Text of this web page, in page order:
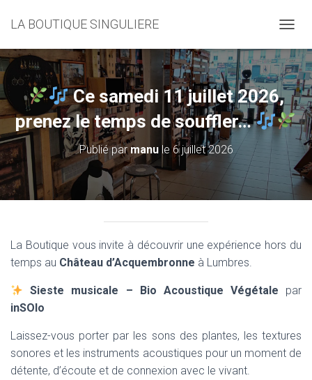
LA BOUTIQUE SINGULIERE
É
P
L
I
R
L
N
A
V
Ce samedi 11 juillet 2026,
prenez le temps de souffler…
Publié parmanule6 juillet 2026
La Boutique vous invite à découvrir une expérience hors du
temps au Château d’Acquembronne à Lumbres.
Sieste musicale – Bio Acoustique Végétale par
inSOlo
Laissez-vous porter par les sons des plantes, les textures
sonores et les instruments acoustiques pour un moment de
détente, d’écoute et de connexion avec le vivant.